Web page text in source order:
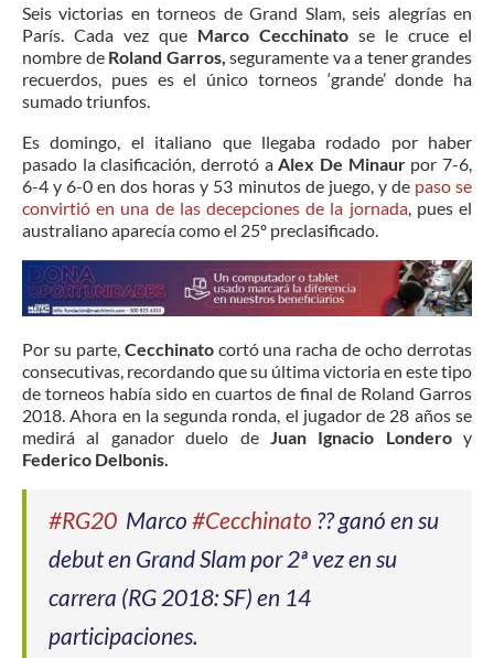
Seis victorias en torneos de Grand Slam, seis alegrías en
París. Cada vez que Marco Cecchinato se le cruce el
nombre de Roland Garros, seguramente va a tener grandes
recuerdos, pues es el único torneos ‘grande’ donde ha
sumado triunfos.
Es domingo, el italiano que llegaba rodado por haber
pasado la clasificación, derrotó a Alex De Minaurpor 7-6,
6-4 y 6-0 en dos horas y 53 minutos de juego, y depaso se
convirtió en una de las decepciones de la jornada, pues el
australiano aparecía como el 25º preclasificado.
Por su parte, Cecchinato cortó una racha de ocho derrotas
consecutivas, recordando que su última victoria en este tipo
de torneos había sido en cuartos de final de Roland Garros
2018. Ahora en la segunda ronda, el jugador de 28 años se
medirá al ganador duelo deJuan Ignacio Londero y
Federico Delbonis.
#RG20 Marco #Cecchinato ?? ganó en su
debut en Grand Slam por 2ª vez en su
carrera (RG 2018: SF) en 14
participaciones.